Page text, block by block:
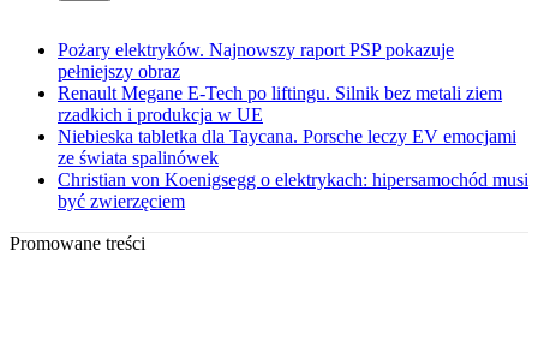
Pożary elektryków. Najnowszy raport PSP pokazuje
pełniejszy obraz
Renault Megane E-Tech po liftingu. Silnik bez metali ziem
rzadkich i produkcja w UE
Niebieska tabletka dla Taycana. Porsche leczy EV emocjami
ze świata spalinówek
Christian von Koenigsegg o elektrykach: hipersamochód musi
być zwierzęciem
Promowane treści